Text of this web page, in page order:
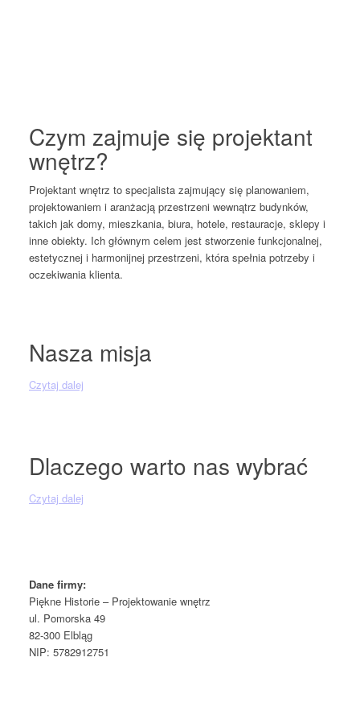
Czym zajmuje się projektant
wnętrz?
Projektant wnętrz to specjalista zajmujący się planowaniem,
projektowaniem i aranżacją przestrzeni wewnątrz budynków,
takich jak domy, mieszkania, biura, hotele, restauracje, sklepy i
inne obiekty. Ich głównym celem jest stworzenie funkcjonalnej,
estetycznej i harmonijnej przestrzeni, która spełnia potrzeby i
oczekiwania klienta.
Nasza misja
Czytaj dalej
Dlaczego warto nas wybrać
Czytaj dalej
Dane firmy:
Piękne Historie – Projektowanie wnętrz
ul. Pomorska 49
82-300 Elbląg
NIP: 5782912751